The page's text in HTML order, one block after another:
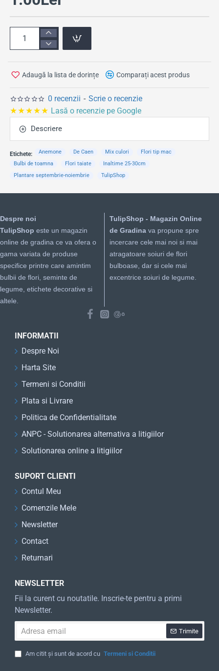
0 recenzii - Scrie o recenzie
Adaugă la lista de dorințe Comparați acest produs
★★★★★ Lasă o recenzie pe Google
Descriere
Etichete: Anemone De Caen Mix culori
Flori tip mac
Bulbi de toamna
Flori taiate
Inaltime 25-30cm
Plantare septembrie-noiembrie
TulipShop
Despre noi
TulipShop este un magazin
online de gradina ce va ofera o
gama variata de produse
specifice printre care amintim
bulbii de flori, seminte de
legume, etichete decorative si
altele.
TulipShop - Magazin Online
de Gradinava propune spre
incercare cele mai noi si mai
atragatoare soiuri de flori
bulboase, dar si cele mai
excentrice soiuri de legume.
INFORMATII
Despre Noi
Harta Site
Termeni si Conditii
Plata si Livrare
Politica de Confidentialitate
ANPC - Solutionarea alternativa a litigiilor
Solutionarea online a litigiilor
SUPORT CLIENTI
Contul Meu
Comenzile Mele
Newsletter
Contact
Returnari
NEWSLETTER
Fii la curent cu noutatile. Inscrie-te pentru a primi
Newsletter.
email
Trimite
Am citit și sunt de acord cu Termeni si Conditii